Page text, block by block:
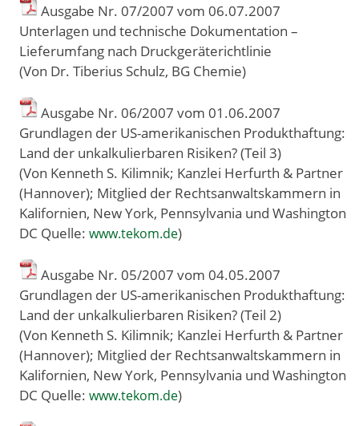
Ausgabe Nr. 07/2007 vom 06.07.2007
Unterlagen und technische Dokumentation –
Lieferumfang nach Druckgeräterichtlinie
(Von Dr. Tiberius Schulz, BG Chemie)
Ausgabe Nr. 06/2007 vom 01 .06.2007
Grundlagen der US-amerikanischen Produkthaftung:
Land der unkalkulierbaren Risiken? (Teil 3)
(Von Kenneth S. Kilimnik; Kanzlei Herfurth & Partner
(Hannover); Mitglied der Rechtsanwaltskammern in
Kalifornien, New York, Pennsylvania und Washington
DC Quelle: www.tekom.de)
Ausgabe Nr. 05/2007 vom 04.05.2007
Grundlagen der US-amerikanischen Produkthaftung:
Land der unkalkulierbaren Risiken? (Teil 2)
(Von Kenneth S. Kilimnik; Kanzlei Herfurth & Partner
(Hannover); Mitglied der Rechtsanwaltskammern in
Kalifornien, New York, Pennsylvania und Washington
DC Quelle: www.tekom.de)